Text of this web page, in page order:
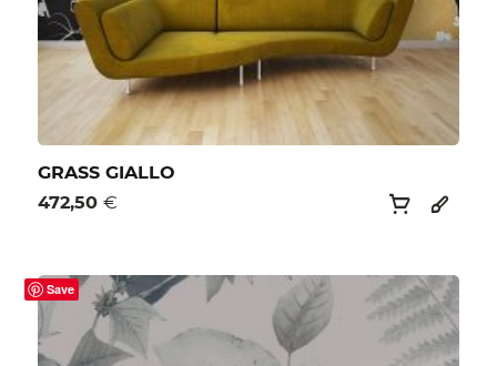
GRASS GIALLO
472,50€
Save